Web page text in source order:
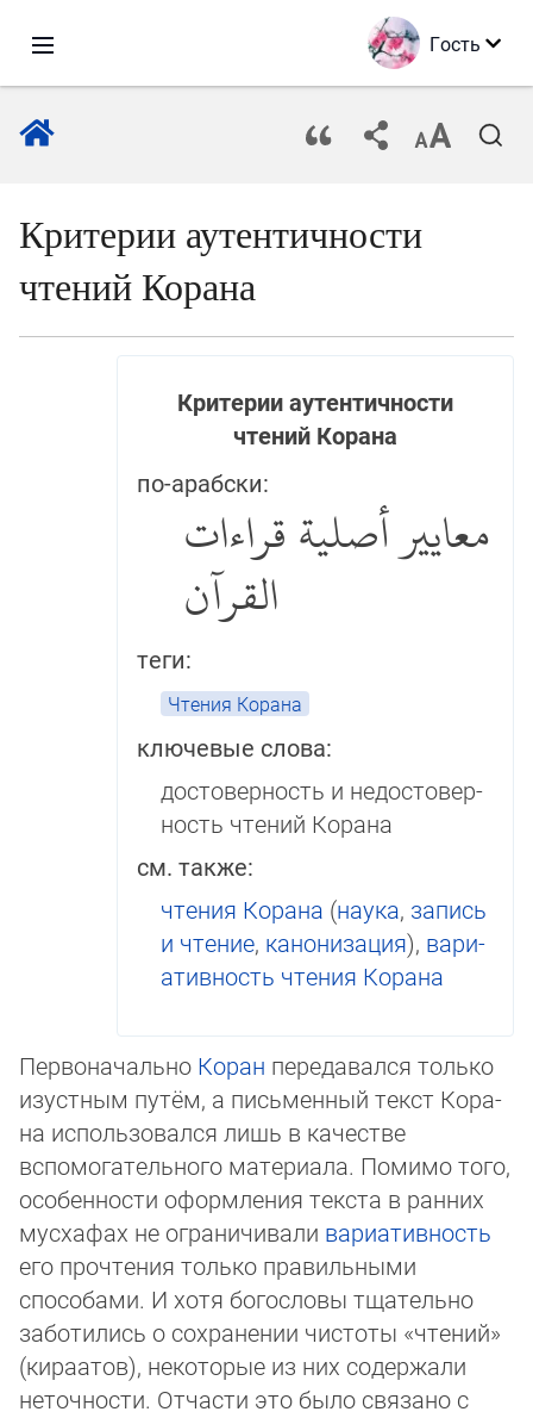
Гость
Критерии аутентичности
чтений Корана
Критерии аутентичности
чтений Корана
по-арабски:
معايير أصلية قراءات
القرآن
теги:
Чтения Корана
ключевые слова:
достоверность и недо­сто­вер­
ность чтений Корана
см. также:
чтения Корана (наука, запись
и чтение, канонизация), ва­ри­
ативность чтения Корана
Первоначально Коран передавался только
изустным путём, а письменный текст Ко­ра­
на использовался лишь в качестве
вспомогательного матери­ала. Помимо того,
осо­бен­нос­ти оформления текста в ранних
мусхафах не ограничи­ва­ли вариативность
его про­чте­ния только правильными
способами. И хотя богословы тщательно
заботились о сохранении чистоты «чтений»
(кираатов), некоторые из них со­держали
неточности. Отчасти это было связано с